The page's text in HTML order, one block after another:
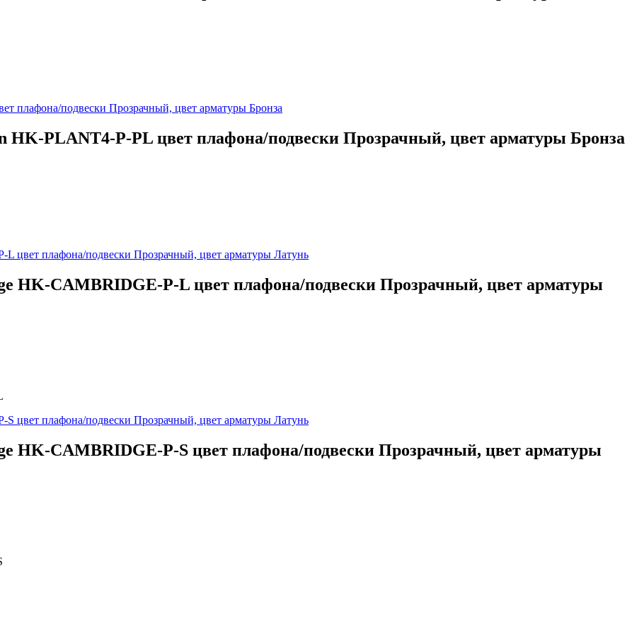
HK-PLANT4-P-PL цвет плафона/подвески Прозрачный, цвет арматуры Бронза
HK-CAMBRIDGE-P-L цвет плафона/подвески Прозрачный, цвет арматуры
HK-CAMBRIDGE-P-S цвет плафона/подвески Прозрачный, цвет арматуры